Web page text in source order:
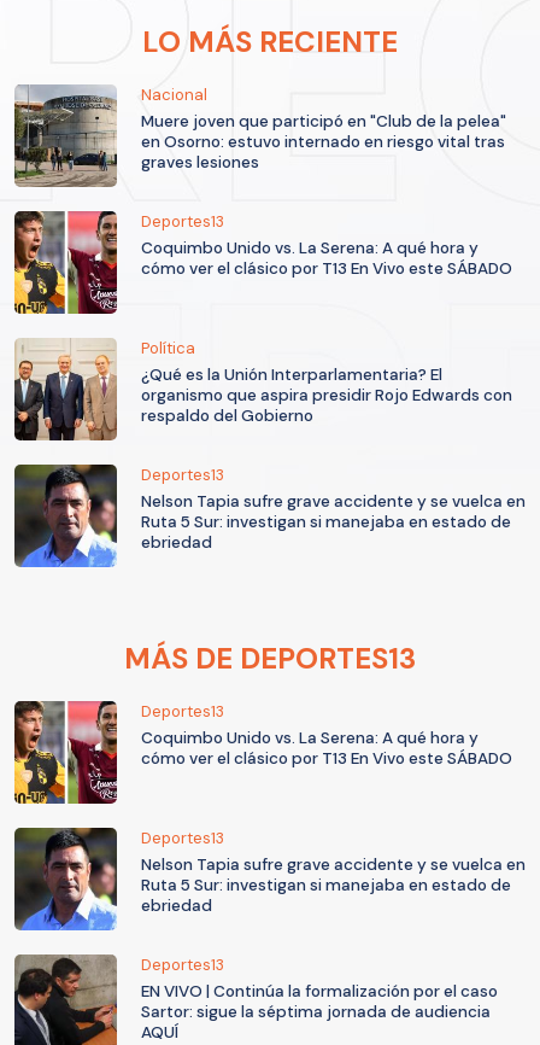
LO MÁS RECIENTE
Nacional
Muere joven que participó en "Club de la pelea"
en Osorno: estuvo internado en riesgo vital tras
graves lesiones
Deportes13
Coquimbo Unido vs. La Serena: A qué hora y
cómo ver el clásico por T13 En Vivo este SÁBADO
Política
¿Qué es la Unión Interparlamentaria? El
organismo que aspira presidir Rojo Edwards con
respaldo del Gobierno
Deportes13
Nelson Tapia sufre grave accidente y se vuelca en
Ruta 5 Sur: investigan si manejaba en estado de
ebriedad
MÁS DE DEPORTES13
Deportes13
Coquimbo Unido vs. La Serena: A qué hora y
cómo ver el clásico por T13 En Vivo este SÁBADO
Deportes13
Nelson Tapia sufre grave accidente y se vuelca en
Ruta 5 Sur: investigan si manejaba en estado de
ebriedad
Deportes13
EN VIVO | Continúa la formalización por el caso
Sartor: sigue la séptima jornada de audiencia
AQUÍ